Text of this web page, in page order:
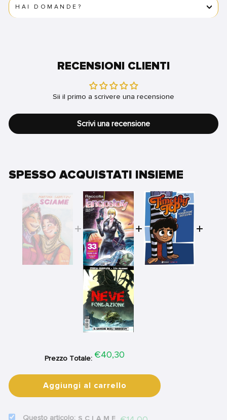
HAI DOMANDE?
RECENSIONI CLIENTI
Sii il primo a scrivere una recensione
Scrivi una recensione
SPESSO ACQUISTATI INSIEME
Prezzo Totale: Price
€40,30
Aggiungi al carrello
SELECT SCIAME